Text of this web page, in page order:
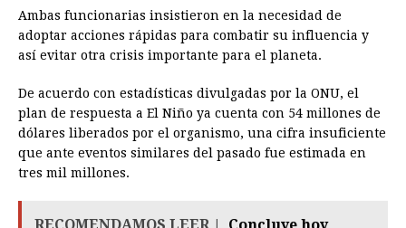
Ambas funcionarias insistieron en la necesidad de
adoptar acciones rápidas para combatir su influencia y
así evitar otra crisis importante para el planeta.
De acuerdo con estadísticas divulgadas por la ONU, el
plan de respuesta a El Niño ya cuenta con 54 millones de
dólares liberados por el organismo, una cifra insuficiente
que ante eventos similares del pasado fue estimada en
tres mil millones.